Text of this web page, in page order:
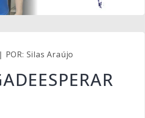
POR: Silas Araújo